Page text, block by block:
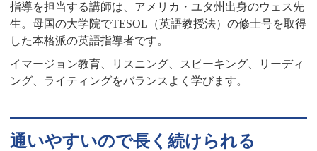
指導を担当する講師は、アメリカ・ユタ州出身のウェス先
生。母国の大学院でTESOL（英語教授法）の修士号を取得
した本格派の英語指導者です。
イマージョン教育、リスニング、スピーキング、リーディ
ング、ライティングをバランスよく学びます。
通いやすいので長く続けられる